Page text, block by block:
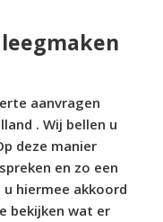
aanvragen
. Wij bellen u
deze manier
en zo een
hiermee akkoord
bekijken wat er